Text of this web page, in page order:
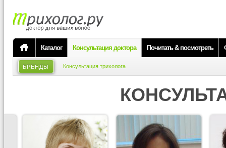
Каталог Консультация доктора Почитать & посмотреть
БРЕНДЫ Консультация трихолога